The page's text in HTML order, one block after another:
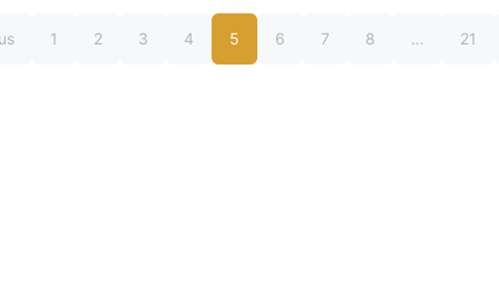
1 2 3 4 5 6 7 8 … 21